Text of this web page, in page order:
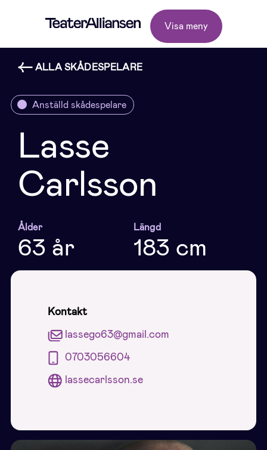
Visa meny
ALLA SKÅDESPELARE
Anställd skådespelare
Lasse
Carlsson
Ålder
63 år
Längd
183 cm
Kontakt
lassego63@gmail.com
0703056604
lassecarlsson.se